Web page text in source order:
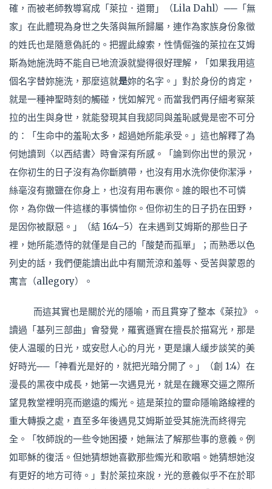
確，而被老師教導寫成「萊拉．道爾」（Lila Dahl）──「無
家」在此體現為身世之失落與無所歸屬，連作為家族身份象徵
的姓氏也是隨意偽託的。把握此線索，性情倔強的萊拉在艾姆
斯為她施洗時不能自已地流淚就變得很好理解，「如果我用這
個名字替妳施洗，那麼這就是妳的名字。」對於身份的肯定，
就是一種神聖時刻的觸碰，恍如解咒。而當我們再仔細考察萊
拉的出生與身世，就能發現其自我認同與羞恥感覺是密不可分
的：「生命中的羞恥太多，超過她所能承受。」這也解釋了為
何她讀到〈以西結書〉時會深有所感。「論到你出世的景況，
在你初生的日子沒有為你斷臍帶，也沒有用水洗你使你潔淨，
絲毫沒有撒鹽在你身上，也沒有用布裹你。誰的眼也不可憐
你，為你做一件這樣的事憐恤你。但你初生的日子扔在田野，
是因你被厭惡。」（結 16:4–5）在未遇到艾姆斯的那些日子
裡，她所能憑恃的就僅是自己的「酸楚而孤單」；而熟悉以色
列史的話，我們便能讀出此中有關荒涼和羞辱、受苦與蒙恩的
寓言（allegory）。
而這其實也是關於光的隱喻，而且貫穿了整本《萊拉》。
讀過「基列三部曲」會發覺，羅賓遜實在擅長於描寫光，那是
使人温暖的日光，或安慰人心的月光，更是讓人緩步談笑的美
好時光──「神看光是好的，就把光暗分開了。」（創 1:4）在
漫長的黑夜中成長，她第一次遇見光，就是在饑寒交逼之際所
望見教堂裡明亮而邈遠的燭光。這是萊拉的靈命隱喻路線裡的
重大轉捩之處，直至多年後遇見艾姆斯並受其施洗而終得完
全。「牧師說的一些令她困擾，她無法了解那些事的意義。例
如耶穌的復活。但她猜想她喜歡那些燭光和歌唱。她猜想她沒
有更好的地方可待。」對於萊拉來說，光的意義似乎不在於耶